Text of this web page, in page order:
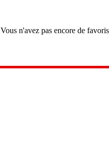
Vous n'avez pas encore de favoris